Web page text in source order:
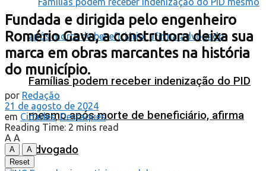
Famílias podem receber indenização do PID
mesmo após morte de beneficiário, afirma
advogado
Fundada e dirigida pelo engenheiro
Romério Gava, a construtora deixa sua
marca em obras marcantes na história
do município.
por Redação
21 de agosto de 2024
em Cidades,Destaques
Reading Time: 2 mins read
A A
A
A
Reset